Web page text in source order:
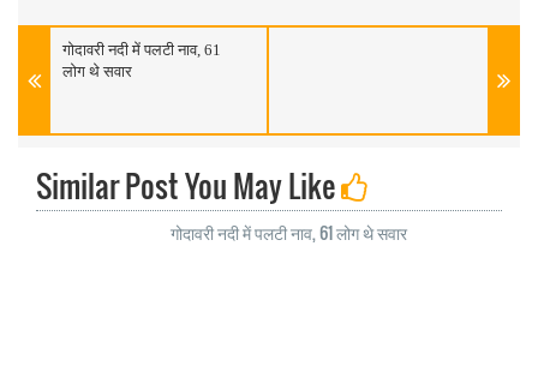
गोदावरी नदी में पलटी नाव, 61
लोग थे सवार
Similar Post You May Like
गोदावरी नदी में पलटी नाव, 61 लोग थे सवार